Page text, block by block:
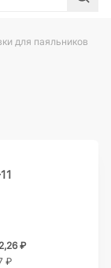
для паяльников
₽
₽